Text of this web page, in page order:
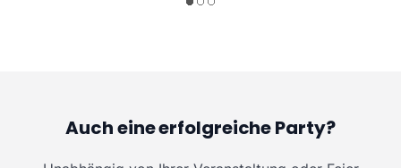
Auch eine erfolgreiche Party?